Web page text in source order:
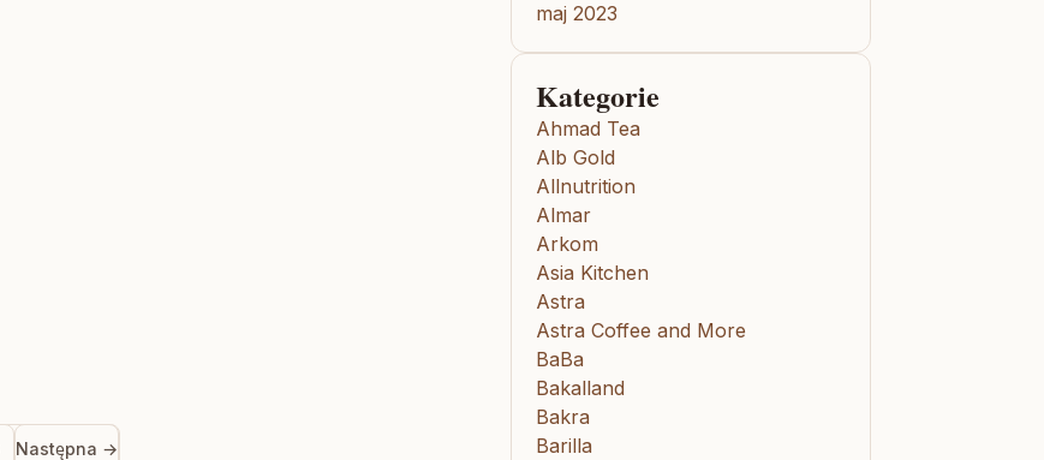
Następna →
maj 2023
Kategorie
Ahmad Tea
Alb Gold
Allnutrition
Almar
Arkom
Asia Kitchen
Astra
Astra Coffee and More
BaBa
Bakalland
Bakra
Barilla